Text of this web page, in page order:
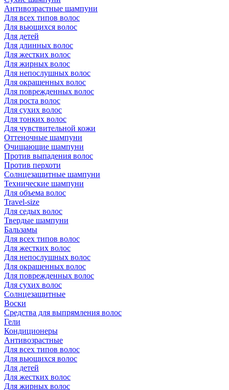
Антивозрастные шампуни
Для всех типов волос
Для вьющихся волос
Для детей
Для длинных волос
Для жестких волос
Для жирных волос
Для непослушных волос
Для окрашенных волос
Для поврежденных волос
Для роста волос
Для сухих волос
Для тонких волос
Для чувствительной кожи
Оттеночные шампуни
Очищающие шампуни
Против выпадения волос
Против перхоти
Солнцезащитные шампуни
Технические шампуни
Для объема волос
Travel-size
Для седых волос
Твердые шампуни
Бальзамы
Для всех типов волос
Для жестких волос
Для непослушных волос
Для окрашенных волос
Для поврежденных волос
Для сухих волос
Солнцезащитные
Воски
Средства для выпрямления волос
Гели
Кондиционеры
Антивозрастные
Для всех типов волос
Для вьющихся волос
Для детей
Для жестких волос
Для жирных волос